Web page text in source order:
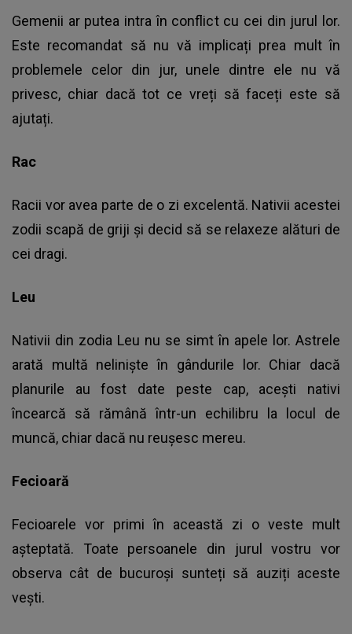
Gemenii ar putea intra în conflict cu cei din jurul lor.
Este recomandat să nu vă implicați prea mult în
problemele celor din jur, unele dintre ele nu vă
privesc, chiar dacă tot ce vreți să faceți este să
ajutați.
Rac
Racii vor avea parte de o zi excelentă. Nativii acestei
zodii scapă de griji și decid să se relaxeze alături de
cei dragi.
Leu
Nativii din zodia Leu nu se simt în apele lor. Astrele
arată multă neliniște în gândurile lor. Chiar dacă
planurile au fost date peste cap, acești nativi
încearcă să rămână într-un echilibru la locul de
muncă, chiar dacă nu reușesc mereu.
Fecioară
Fecioarele vor primi în această zi o veste mult
așteptată. Toate persoanele din jurul vostru vor
observa cât de bucuroși sunteți să auziți aceste
vești.